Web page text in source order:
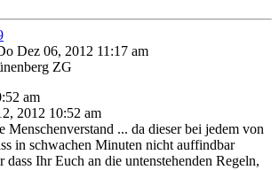
Dez 06, 2012 11:17 am
ZG
am
2012 10:52 am
Menschenverstand ... da dieser bei jedem von
in schwachen Minuten nicht auffindbar
dass Ihr Euch an die untenstehenden Regeln,